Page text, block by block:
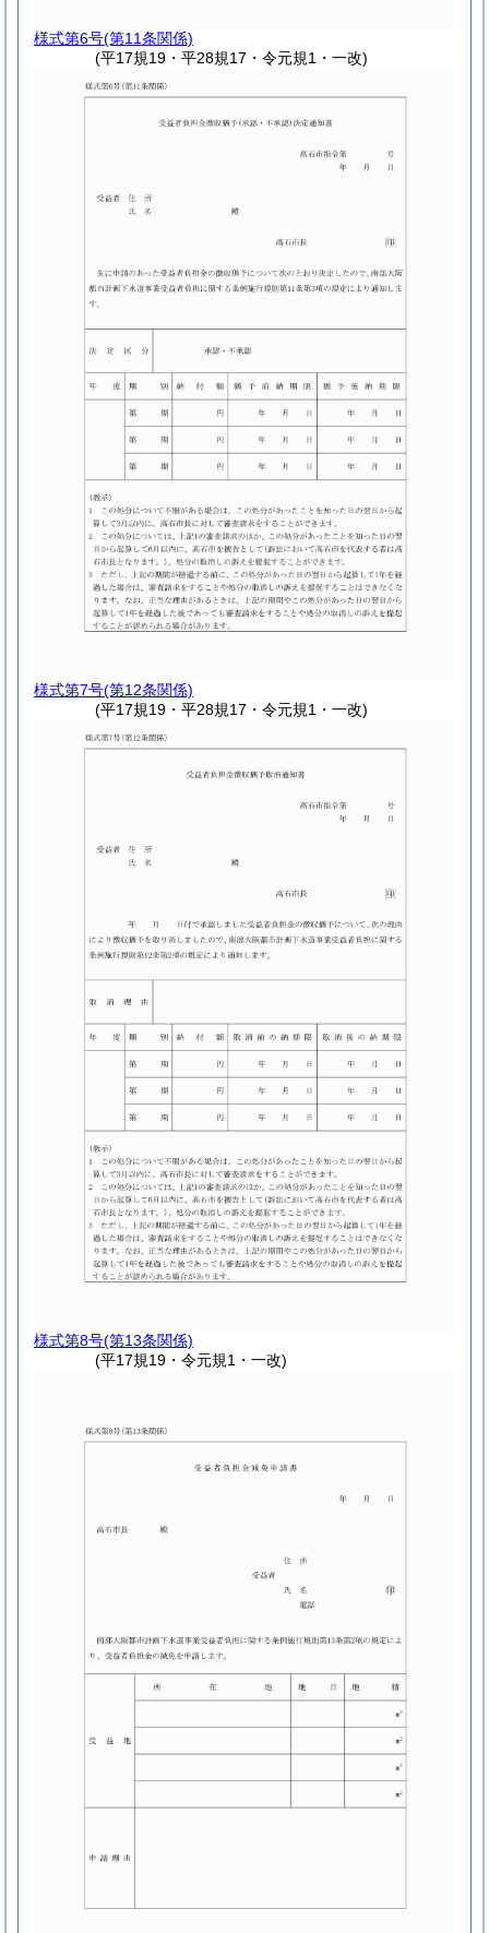
様式第6号(第11条関係)
(平17規19・平28規17・令元規1・一改)
様式第7号(第12条関係)
(平17規19・平28規17・令元規1・一改)
様式第8号(第13条関係)
(平17規19・令元規1・一改)